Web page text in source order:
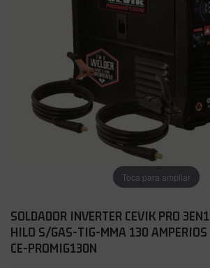
Toca para ampliar
SOLDADOR INVERTER CEVIK PRO 3EN1
HILO S/GAS-TIG-MMA 130 AMPERIOS
CE-PROMIG130N